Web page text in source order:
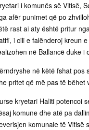
i komunës së Vitisë,
afër punimet që po
rast ai aty është pritur
i cili e falënderoj kreun
në Ballancë duke i
në këtë fshat pos
pritet që më pas të bëhet
kryetari Haliti potencoi
komune dhe atë pa
komunale të Vitisë